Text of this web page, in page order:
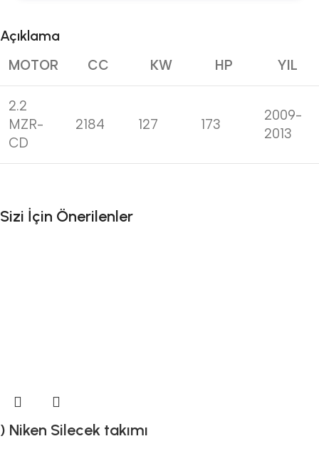
Açıklama
MOTOR CC KW HP YIL
2.2
MZR-
CD
2184 127 173
2009-
2013
Sizi İçin Önerilenler
) Niken Silecek takımı